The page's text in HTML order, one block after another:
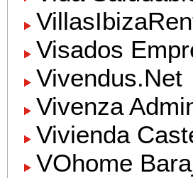
Visados
Vivendus.Net
Vivenza
Vivienda
VOhome